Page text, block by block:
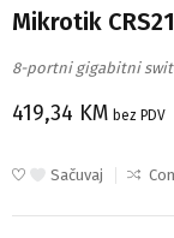
Mikrotik
8-portni gigabitni
419,34 KM bez PDV
Sačuvaj